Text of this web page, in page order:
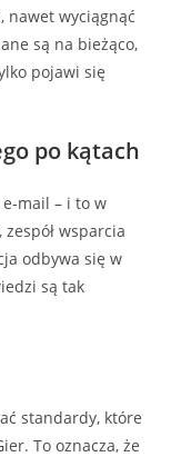
nawet wyciągnąć
są na bieżąco,
pojawi się
po kątach
– i to w
wsparcia
odbywa się w
są tak
standardy, które
To oznacza, że